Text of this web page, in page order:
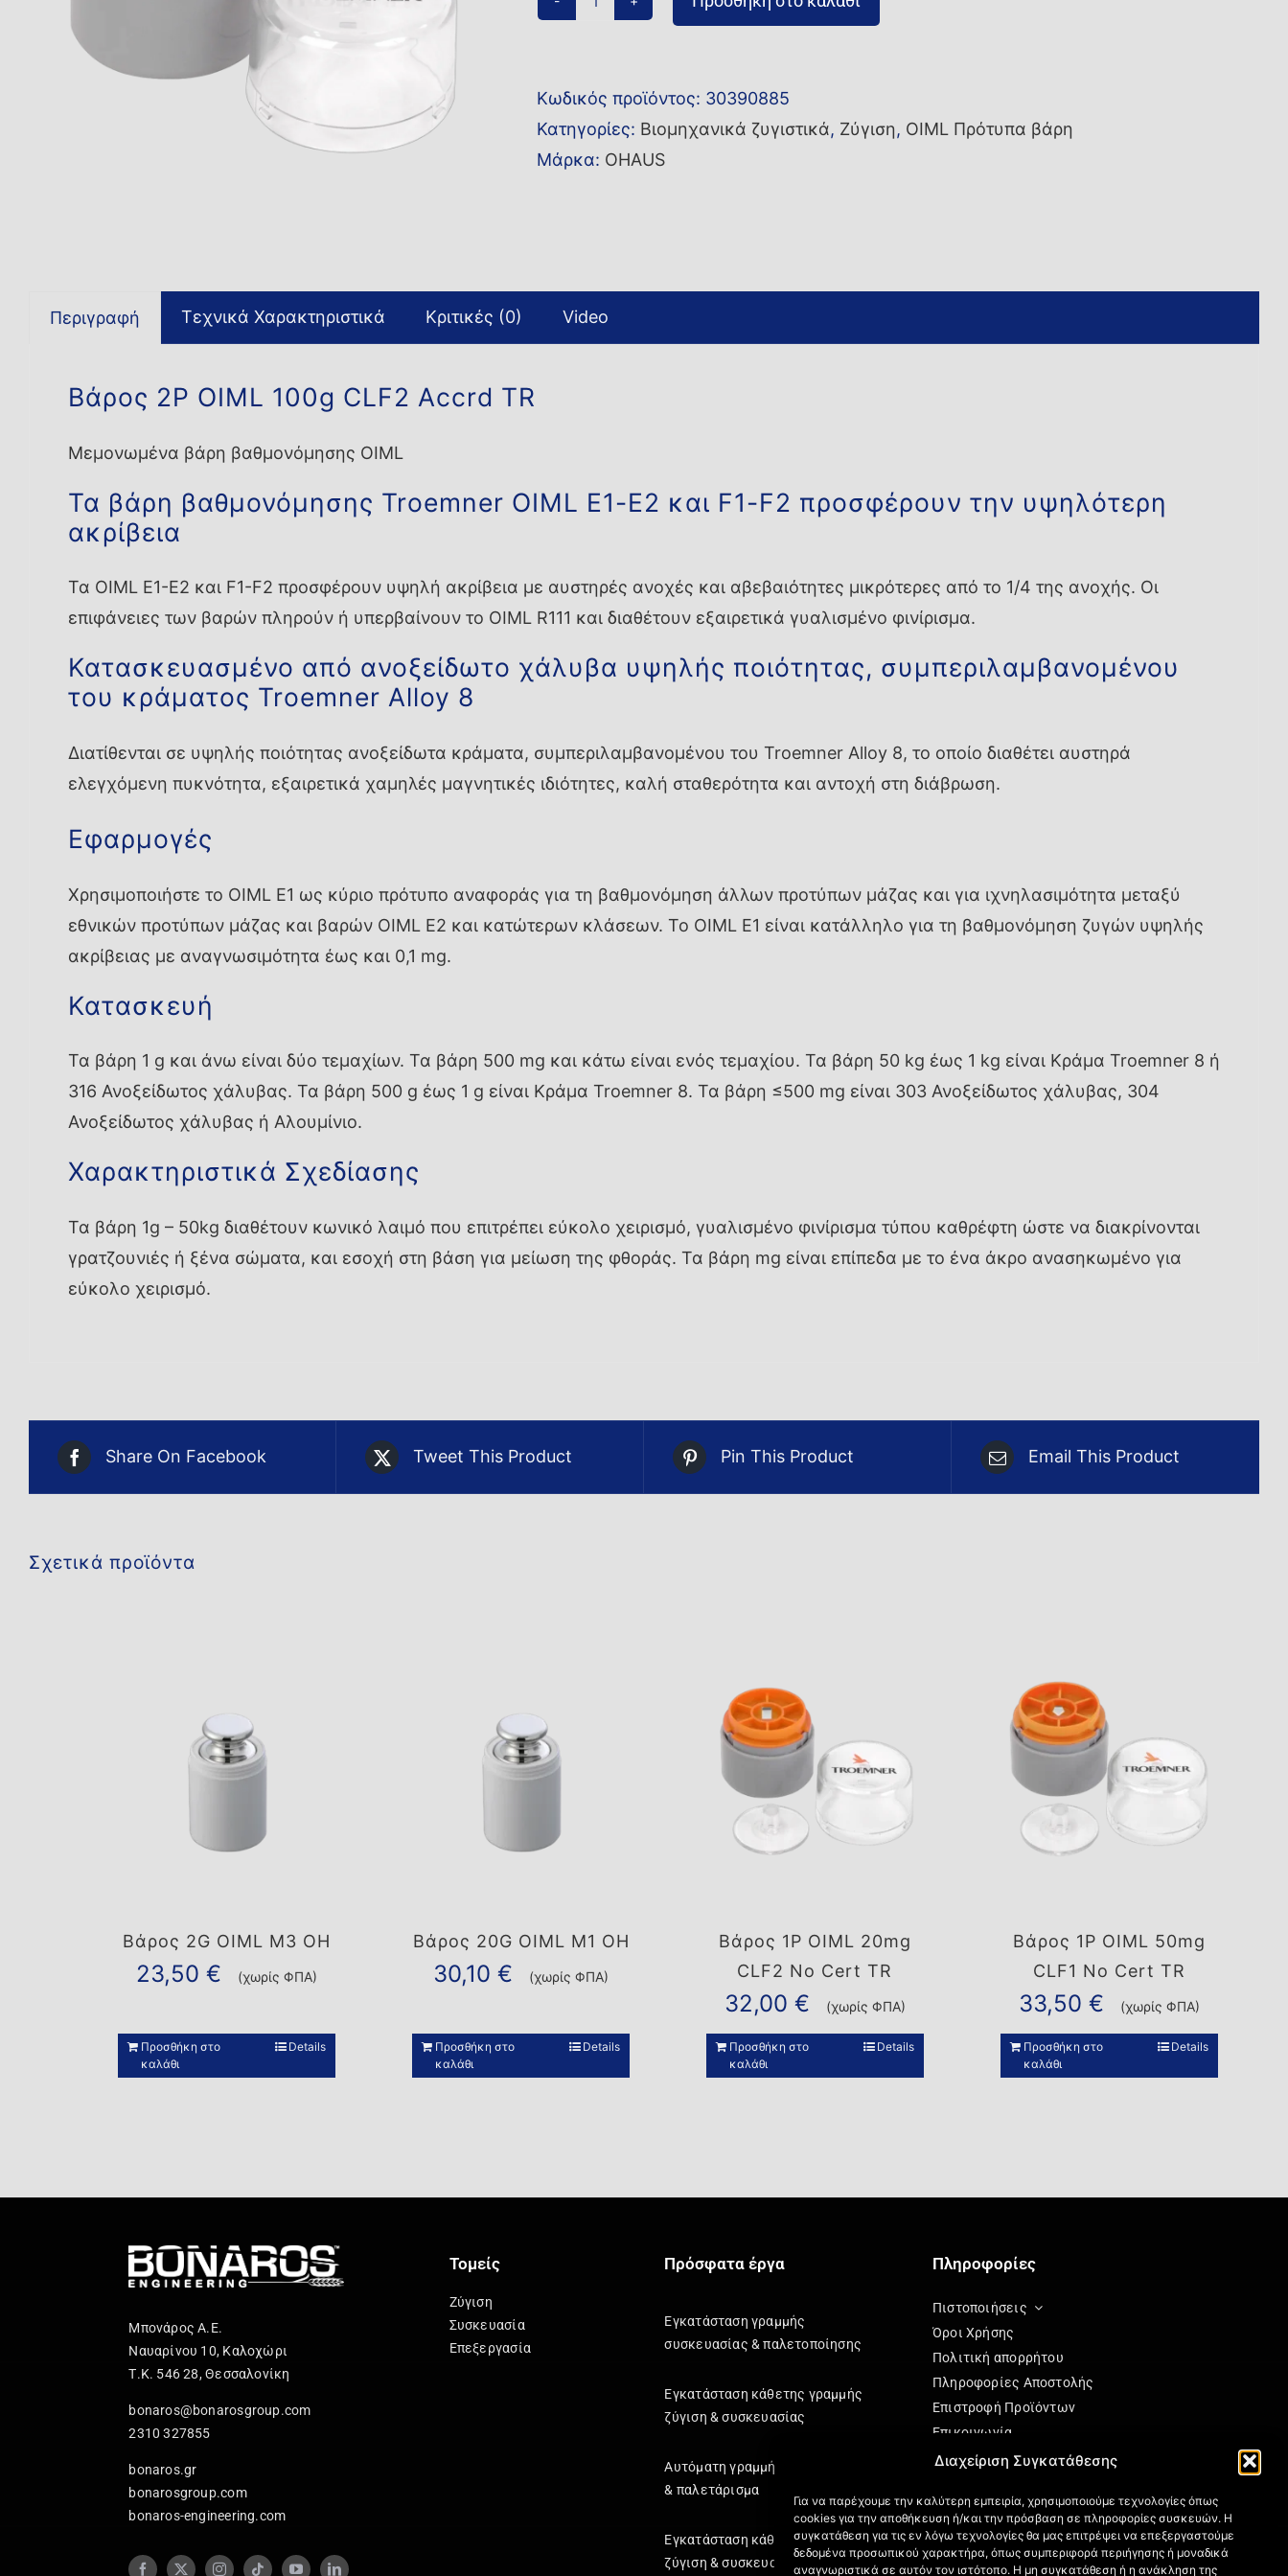
Διαχείριση Συγκατάθεσης
Για να παρέχουμε την καλύτερη εμπειρία, χρησιμοποιούμε τεχνολογίες όπως
cookies για την αποθήκευση ή/και την πρόσβαση σε πληροφορίες συσκευών. Η
συγκατάθεση για τις εν λόγω τεχνολογίες θα μας επιτρέψει να επεξεργαστούμε
δεδομένα προσωπικού χαρακτήρα, όπως συμπεριφορά περιήγησης ή μοναδικά
αναγνωριστικά σε αυτόν τον ιστότοπο. Η μη συγκατάθεση ή η ανάκληση της
100g
CLF2
Accrd
Κωδικός προϊόντος: 30390885
Κατηγορίες: Βιομηχανικά ζυγιστικά, Ζύγιση, OIML Πρότυπα βάρη
Μάρκα: OHAUS
Περιγραφή Τεχνικά Χαρακτηριστικά Κριτικές (0) Video
Βάρος 2P OIML 100g CLF2 Accrd TR
Μεμονωμένα βάρη βαθμονόμησης OIML
Τα βάρη βαθμονόμησης Troemner OIML E1-E2 και F1-F2 προσφέρουν την υψηλότερη
ακρίβεια
Τα OIML E1-E2 και F1-F2 προσφέρουν υψηλή ακρίβεια με αυστηρές ανοχές και αβεβαιότητες μικρότερες από το 1/4 της ανοχής. Οι
επιφάνειες των βαρών πληρούν ή υπερβαίνουν το OIML R111 και διαθέτουν εξαιρετικά γυαλισμένο φινίρισμα.
Κατασκευασμένο από ανοξείδωτο χάλυβα υψηλής ποιότητας, συμπεριλαμβανομένου
του κράματος Troemner Alloy 8
Διατίθενται σε υψηλής ποιότητας ανοξείδωτα κράματα, συμπεριλαμβανομένου του Troemner Alloy 8, το οποίο διαθέτει αυστηρά
ελεγχόμενη πυκνότητα, εξαιρετικά χαμηλές μαγνητικές ιδιότητες, καλή σταθερότητα και αντοχή στη διάβρωση.
Εφαρμογές
Χρησιμοποιήστε το OIML E1 ως κύριο πρότυπο αναφοράς για τη βαθμονόμηση άλλων προτύπων μάζας και για ιχνηλασιμότητα μεταξύ
εθνικών προτύπων μάζας και βαρών OIML E2 και κατώτερων κλάσεων. Το OIML E1 είναι κατάλληλο για τη βαθμονόμηση ζυγών υψηλής
ακρίβειας με αναγνωσιμότητα έως και 0,1 mg.
Κατασκευή
Τα βάρη 1 g και άνω είναι δύο τεμαχίων. Τα βάρη 500 mg και κάτω είναι ενός τεμαχίου. Τα βάρη 50 kg έως 1 kg είναι Κράμα Troemner 8 ή
316 Ανοξείδωτος χάλυβας. Τα βάρη 500 g έως 1 g είναι Κράμα Troemner 8. Τα βάρη ≤500 mg είναι 303 Ανοξείδωτος χάλυβας, 304
Ανοξείδωτος χάλυβας ή Αλουμίνιο.
Χαρακτηριστικά Σχεδίασης
Τα βάρη 1g – 50kg διαθέτουν κωνικό λαιμό που επιτρέπει εύκολο χειρισμό, γυαλισμένο φινίρισμα τύπου καθρέφτη ώστε να διακρίνονται
γρατζουνιές ή ξένα σώματα, και εσοχή στη βάση για μείωση της φθοράς. Τα βάρη mg είναι επίπεδα με το ένα άκρο ανασηκωμένο για
εύκολο χειρισμό.
Share On Facebook Tweet This Product Pin This Product Email This Product
Σχετικά προϊόντα
Βάρος 2G OIML M3 OH
23,50€ (χωρίς ΦΠΑ)
Προσθήκη στο
καλάθι
Details
Βάρος 20G OIML M1 OH
30,10€ (χωρίς ΦΠΑ)
Προσθήκη στο
καλάθι
Details
Βάρος 1P OIML 20mg
CLF2 No Cert TR
32,00 € (χωρίς ΦΠΑ)
Προσθήκη στο
καλάθι
Details
Βάρος 1P OIML 50mg
CLF1 No Cert TR
33,50 € (χωρίς ΦΠΑ)
Προσθήκη στο
καλάθι
Details
Μπονάρος Α.Ε.
Ναυαρίνου 10, Καλοχώρι
Τ.Κ. 546 28, Θεσσαλονίκη
bonaros@bonarosgroup.com
2310 327855
bonaros.gr
bonarosgroup.com
bonaros-engineering.com
Τομείς
Ζύγιση
Συσκευασία
Επεξεργασία
Πρόσφατα έργα
Εγκατάσταση γραμμής
συσκευασίας & παλετοποίησης
Εγκατάσταση κάθετης γραμμής
ζύγιση & συσκευασίας
Αυτόματη γραμμή κιβωτιοποίησης
& παλετάρισμα
Εγκατάσταση κάθετης γραμμής
ζύγιση & συσκευασίας
Πληροφορίες
Πιστοποιήσεις
Όροι Χρήσης
Πολιτική απορρήτου
Πληροφορίες Αποστολής
Επιστροφή Προϊόντων
Επικοινωνία
Πολιτική Cookies (ΕΕ)